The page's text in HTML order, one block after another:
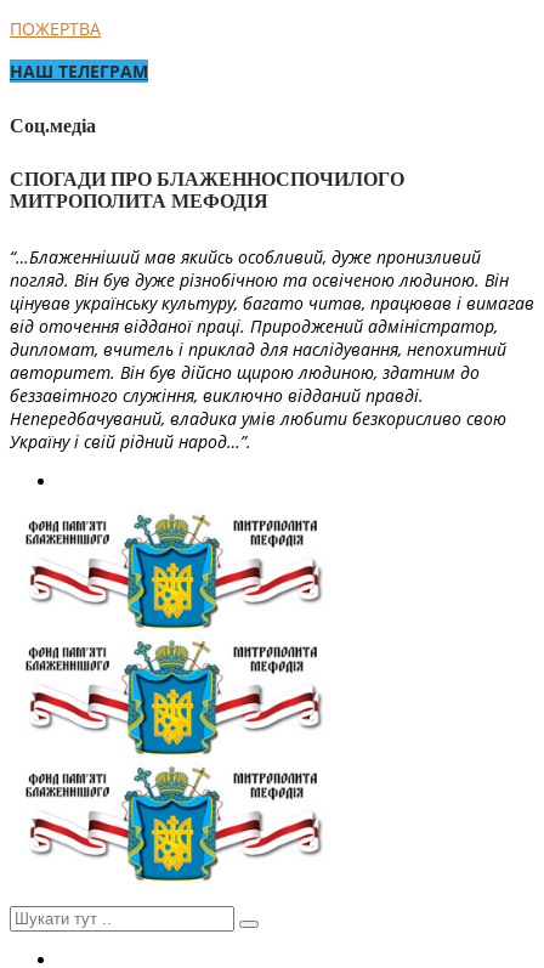
ПОЖЕРТВА
НАШ ТЕЛЕГРАМ
Соц.медіа
СПОГАДИ ПРО БЛАЖЕННОСПОЧИЛОГО
МИТРОПОЛИТА МЕФОДІЯ
“…Блаженніший мав якийсь особливий, дуже пронизливий
погляд. Він був дуже різнобічною та освіченою людиною. Він
цінував українську культуру, багато читав, працював і вимагав
від оточення відданої праці. Природжений адміністратор,
дипломат, вчитель і приклад для наслідування, непохитний
авторитет. Він був дійсно щирою людиною, здатним до
беззавітного служіння, виключно відданий правді.
Непередбачуваний, владика умів любити безкорисливо свою
Україну і свій рідний народ…”.